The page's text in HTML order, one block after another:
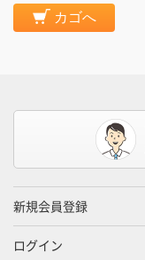
カゴへ
新規会員登録
ログイン